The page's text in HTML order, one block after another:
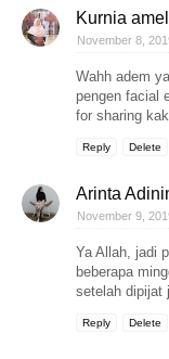
Kurnia
November 8,
Wahh adem
pengen facial
for sharing
Reply Delete
Arinta
November 9,
Ya Allah, jadi
beberapa
setelah dipijat
Reply Delete